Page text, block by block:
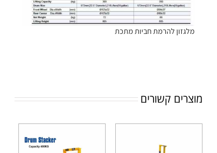
מלגזון להרמת חביות מתכת
מוצרים קשורים